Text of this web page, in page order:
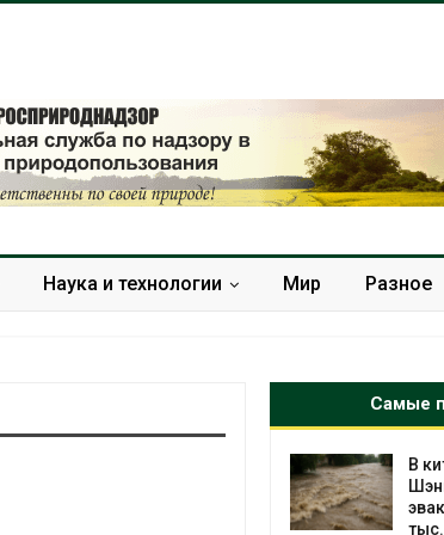
Наука и технологии Мир Разное
Самые
В